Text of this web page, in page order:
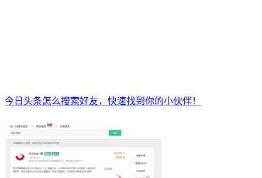
今日头条怎么搜索好友，快速找到你的小伙伴！